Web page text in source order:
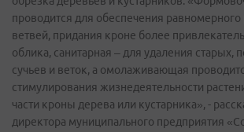
проводится для обеспечения
ветвей, придания кроне более
облика, санитарная – для удаления старых,
сучьев и веток, а омолаживающая
стимулирования жизнедеятельности
части кроны дерева или кустарника», -
директора муниципального предприятия